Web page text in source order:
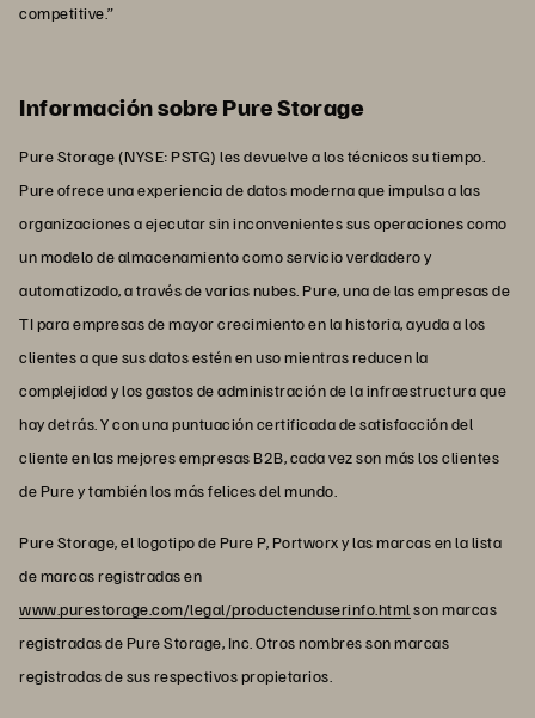
competitive.”
Información sobre Pure Storage
Pure Storage (NYSE: PSTG) les devuelve a los técnicos su tiempo.
Pure ofrece una experiencia de datos moderna que impulsa a las
organizaciones a ejecutar sin inconvenientes sus operaciones como
un modelo de almacenamiento como servicio verdadero y
automatizado, a través de varias nubes. Pure, una de las empresas de
TI para empresas de mayor crecimiento en la historia, ayuda a los
clientes a que sus datos estén en uso mientras reducen la
complejidad y los gastos de administración de la infraestructura que
hay detrás. Y con una puntuación certificada de satisfacción del
cliente en las mejores empresas B2B, cada vez son más los clientes
de Pure y también los más felices del mundo.
Pure Storage, el logotipo de Pure P, Portworx y las marcas en la lista
de marcas registradas en
www.purestorage.com/legal/productenduserinfo.htmlson marcas
registradas de Pure Storage, Inc. Otros nombres son marcas
registradas de sus respectivos propietarios.